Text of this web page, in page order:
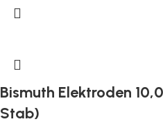
Bismuth Elektroden
Stab)